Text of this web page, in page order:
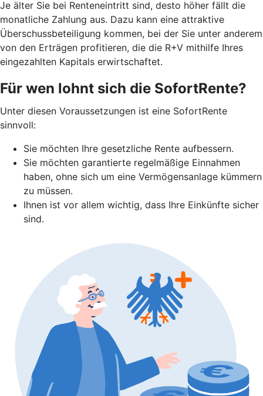
Je älter Sie bei Renteneintritt sind, desto höher fällt die
monatliche Zahlung aus. Dazu kann eine attraktive
Überschussbeteiligung kommen, bei der Sie unter anderem
von den Erträgen profitieren, die die R+V mithilfe Ihres
eingezahlten Kapitals erwirtschaftet.
Für wen lohnt sich die SofortRente?
Unter diesen Voraussetzungen ist eine SofortRente
sinnvoll:
Sie möchten Ihre gesetzliche Rente aufbessern.
Sie möchten garantierte regelmäßige Einnahmen
haben, ohne sich um eine Vermögensanlage kümmern
zu müssen.
Ihnen ist vor allem wichtig, dass Ihre Einkünfte sicher
sind.